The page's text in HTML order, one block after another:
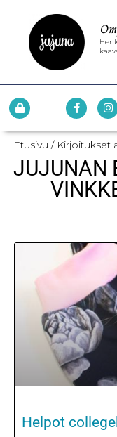
Etusivu / Kirjoitukset
JUJUNAN
Helpot